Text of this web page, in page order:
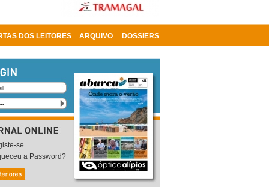
DOS LEITORES ARQUIVO DOSSIERS
se
a Password?